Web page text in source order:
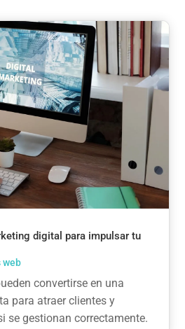
digital para impulsar tu
web
convertirse en una
para atraer clientes y
se gestionan correctamente.